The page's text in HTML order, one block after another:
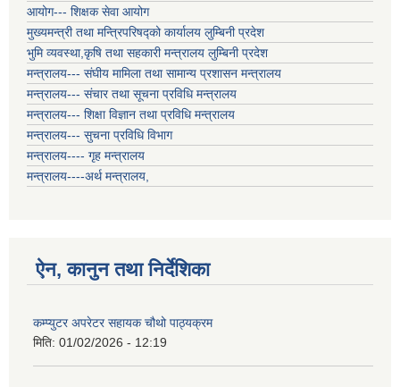
आयोग--- शिक्षक सेवा आयोग
मुख्यमन्त्री तथा मन्त्रिपरिषद्को कार्यालय लुम्बिनी प्रदेश
भुमि व्यवस्था,कृषि तथा सहकारी मन्त्रालय लुम्बिनी प्रदेश
मन्त्रालय--- संघीय मामिला तथा सामान्य प्रशासन मन्त्रालय
मन्त्रालय--- संचार तथा सूचना प्रविधि मन्त्रालय
मन्त्रालय--- शिक्षा विज्ञान तथा प्रविधि मन्त्रालय
मन्त्रालय--- सुचना प्रविधि विभाग
मन्त्रालय---- गृह मन्त्रालय
मन्त्रालय----अर्थ मन्त्रालय,
ऐन, कानुन तथा निर्देशिका
कम्प्युटर अपरेटर सहायक चौथो पाठ्यक्रम
मिति: 01/02/2026 - 12:19